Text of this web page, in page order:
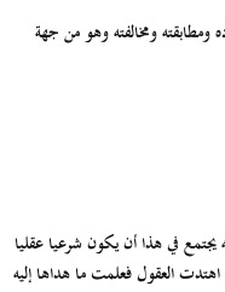
ومخالفته وهو من جهة
يجتمع في هذا أن يكون شرعيا عقليا
اهتدت العقول فعلمت ما هداها إليه